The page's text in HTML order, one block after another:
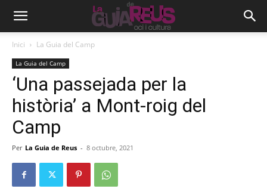
Inici La Guia del Camp
La Guia del Camp
‘Una passejada per la
història’ a Mont-roig del
Camp
Per La Guia de Reus - 8 octubre, 2021